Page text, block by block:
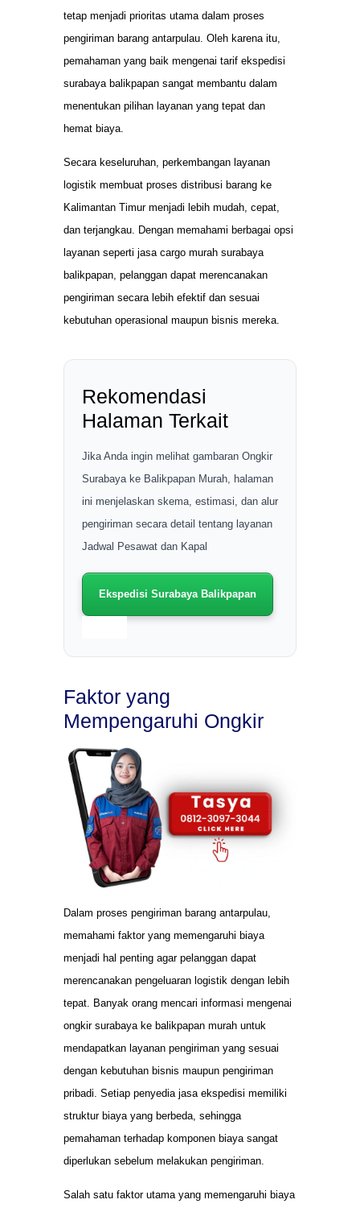
tetap menjadi prioritas utama dalam proses
pengiriman barang antarpulau. Oleh karena itu,
pemahaman yang baik mengenai tarif ekspedisi
surabaya balikpapan sangat membantu dalam
menentukan pilihan layanan yang tepat dan
hemat biaya.
Secara keseluruhan, perkembangan layanan
logistik membuat proses distribusi barang ke
Kalimantan Timur menjadi lebih mudah, cepat,
dan terjangkau. Dengan memahami berbagai opsi
layanan seperti jasa cargo murah surabaya
balikpapan, pelanggan dapat merencanakan
pengiriman secara lebih efektif dan sesuai
kebutuhan operasional maupun bisnis mereka.
Rekomendasi
Halaman Terkait
Jika Anda ingin melihat gambaran Ongkir
Surabaya ke Balikpapan Murah, halaman
ini menjelaskan skema, estimasi, dan alur
pengiriman secara detail tentang layanan
Jadwal Pesawat dan Kapal
Ekspedisi Surabaya Balikpapan
Faktor yang
Mempengaruhi Ongkir
Dalam proses pengiriman barang antarpulau,
memahami faktor yang memengaruhi biaya
menjadi hal penting agar pelanggan dapat
merencanakan pengeluaran logistik dengan lebih
tepat. Banyak orang mencari informasi mengenai
ongkir surabaya ke balikpapan murah untuk
mendapatkan layanan pengiriman yang sesuai
dengan kebutuhan bisnis maupun pengiriman
pribadi. Setiap penyedia jasa ekspedisi memiliki
struktur biaya yang berbeda, sehingga
pemahaman terhadap komponen biaya sangat
diperlukan sebelum melakukan pengiriman.
Salah satu faktor utama yang memengaruhi biaya